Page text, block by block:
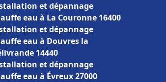
et dépannage
eau à La Couronne 16400
et dépannage
eau à Douvres la
14440
et dépannage
eau à Évreux 27000